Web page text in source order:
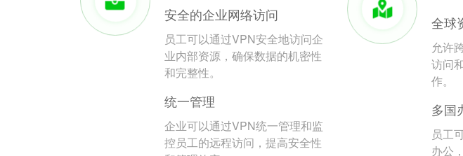
安全的企业网络访问
员工可以通过VPN安全地访问企
业内部资源，确保数据的机密性
和完整性。
统一管理
企业可以通过VPN统一管理和监
控员工的远程访问，提高安全性
全球
允许
访问
作。
多国
员工
办公